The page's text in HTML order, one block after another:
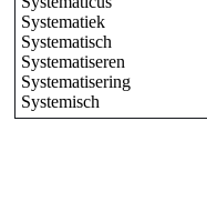
Systematiek
Systematisch
Systematiseren
Systematisering
Systemisch